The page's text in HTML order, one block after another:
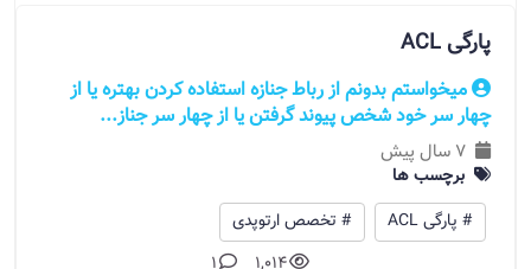
پارگی ACL
میخواستم بدونم از رباط جنازه استفاده کردن بهتره یا از
چهار سر خود شخص پیوند گرفتن یا از چهار سر جناز...
7 سال پیش
برچسب ها
# پارگی ACL
# تخصص ارتوپدی